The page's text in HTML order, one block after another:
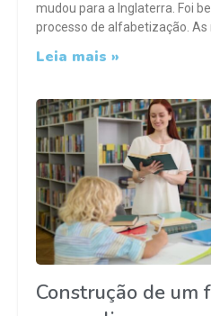
mudou para a Inglaterra. Foi
processo de alfabetização.
Leia mais »
Construção de